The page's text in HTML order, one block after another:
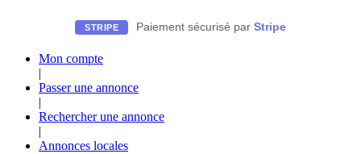
STRIPE Paiement sécurisé par Stripe
Mon compte
|
Passer une annonce
|
Rechercher une annonce
|
Annonces locales